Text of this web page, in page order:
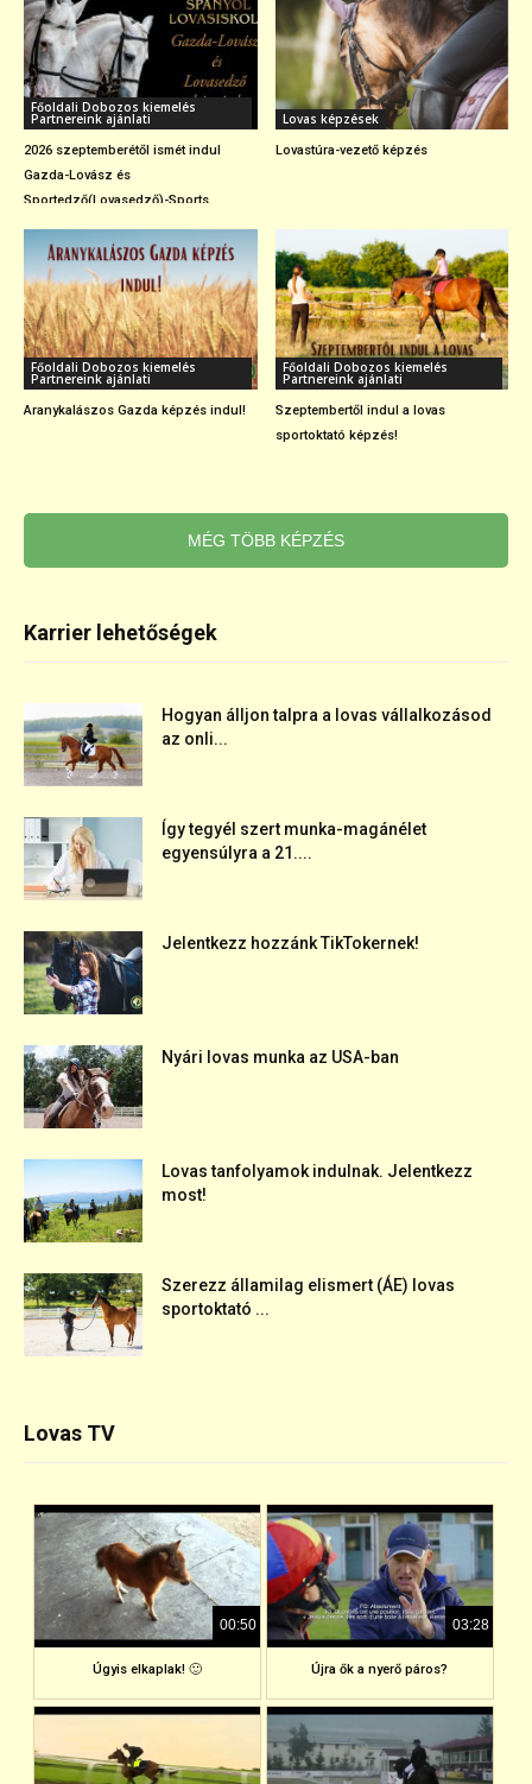
Főoldali Dobozos kiemelés
Partnereink ajánlati
2026 szeptemberétől ismét indul
Gazda-Lovász és
Sportedző(Lovasedző)-Sports...
Lovas képzések
Lovastúra-vezető képzés
Főoldali Dobozos kiemelés
Partnereink ajánlati
Aranykalászos Gazda képzés indul!
Főoldali Dobozos kiemelés
Partnereink ajánlati
Szeptembertől indul a lovas
sportoktató képzés!
MÉG TÖBB KÉPZÉS
Karrier lehetőségek
Hogyan álljon talpra a lovas vállalkozásod
az onli...
Így tegyél szert munka-magánélet
egyensúlyra a 21....
Jelentkezz hozzánk TikTokernek!
Nyári lovas munka az USA-ban
Lovas tanfolyamok indulnak. Jelentkezz
most!
Szerezz államilag elismert (ÁE) lovas
sportoktató ...
Lovas TV
00:50
Úgyis elkaplak! 🙂
03:28
Újra ők a nyerő páros?